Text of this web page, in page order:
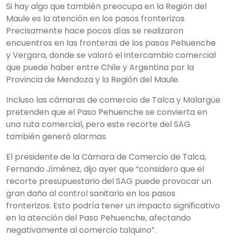
Si hay algo que también preocupa en la Región del
Maule es la atención en los pasos fronterizos.
Precisamente hace pocos días se realizaron
encuentros en las fronteras de los pasos Pehuenche
y Vergara, donde se valoró el intercambio comercial
que puede haber entre Chile y Argentina por la
Provincia de Mendoza y la Región del Maule.
Incluso las cámaras de comercio de Talca y Malargüe
pretenden que el Paso Pehuenche se convierta en
una ruta comercial, pero este recorte del SAG
también generó alarmas.
El presidente de la Cámara de Comercio de Talca,
Fernando Jiménez, dijo ayer que “considero que el
recorte presupuestario del SAG puede provocar un
gran daño al control sanitario en los pasos
fronterizos. Esto podría tener un impacto significativo
en la atención del Paso Pehuenche, afectando
negativamente al comercio talquino”.